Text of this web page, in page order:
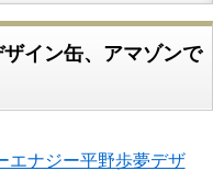
イン缶、アマゾンで
エナジー平野歩夢デザ